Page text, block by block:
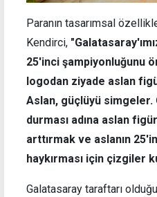
Paranın tasarımsal
Kendirci,
25'inci şampiyonluğunu
logodan ziyade aslan
Aslan, güçlüyü simgeler.
durması adına aslan
arttırmak ve aslanın
haykırması için çizgiler
Galatasaray taraftarı